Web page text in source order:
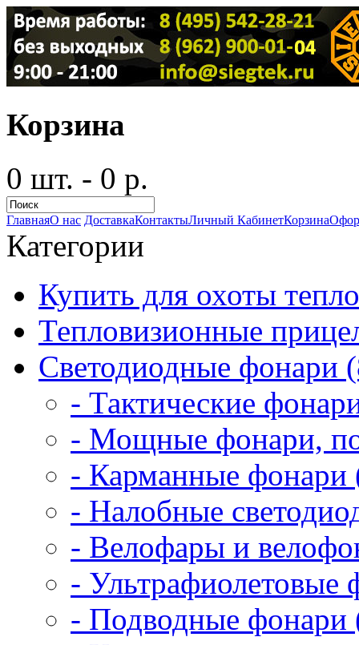
Корзина
0 шт. - 0 р.
ГлавнаяО нас ДоставкаКонтактыЛичный КабинетКорзина
Категории
Купить для охоты
Тепловизионные
Светодиодные фонари
- Тактические
- Мощные фонари,
- Карманные фонари
- Налобные
- Велофары и
- Ультрафиолетовые
- Подводные фонари